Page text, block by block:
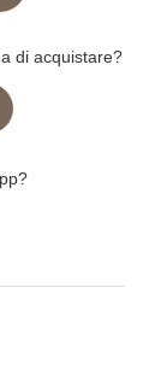
di acquistare?